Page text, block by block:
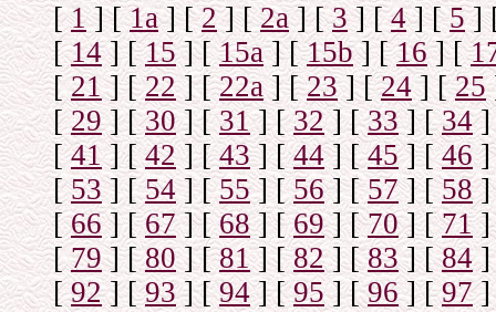
[1] [1а] [2] [2а] [3] [4] [5]
[14] [15] [15a] [15b] [16] [
[21] [22] [22a ] [23] [24] [25
[29] [30] [31] [32] [33] [34]
[41] [42 ] [43] [44] [45] [46]
[53] [54] [55] [56] [57] [58]
[66] [67] [68] [69] [70] [71]
[79] [80] [81] [82] [83] [84]
[92] [93] [94] [95] [96] [97]